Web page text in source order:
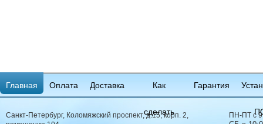
Главная Оплата Доставка Как
сделать
Гарантия
Санкт-Петербург, Коломяжский проспект, д.15, корп. 2,
ПН-ПТ с